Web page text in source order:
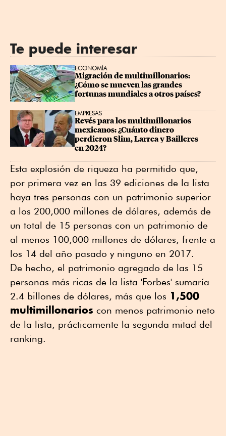
Te puede interesar
ECONOMÍA
Migración de multimillonarios:
¿Cómo se mueven las grandes
fortunas mundiales a otros países?
EMPRESAS
Revés para los multimillonarios
mexicanos: ¿Cuánto dinero
perdieron Slim, Larrea y Bailleres
en 2024?
Esta explosión de riqueza ha permitido que,
por primera vez en las 39 ediciones de la lista
haya tres personas con un patrimonio superior
a los 200,000 millones de dólares, además de
un total de 15 personas con un patrimonio de
al menos 100,000 millones de dólares, frente a
los 14 del año pasado y ninguno en 2017.
De hecho, el patrimonio agregado de las 15
personas más ricas de la lista 'Forbes' sumaría
2.4 billones de dólares, más que los 1,500
multimillonarios con menos patrimonio neto
de la lista, prácticamente la segunda mitad del
ranking.